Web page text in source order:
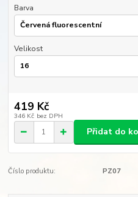
Barva
Velikost
419 Kč
346 Kč bez DPH
Přidat do
Číslo produktu: PZ07